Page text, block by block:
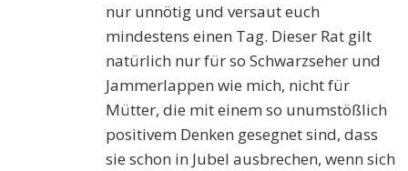
nur unnötig und versaut euch
mindestens einen Tag. Dieser Rat gilt
natürlich nur für so Schwarzseher und
Jammerlappen wie mich, nicht für
Mütter, die mit einem so unumstößlich
positivem Denken gesegnet sind, dass
sie schon in Jubel ausbrechen, wenn sich